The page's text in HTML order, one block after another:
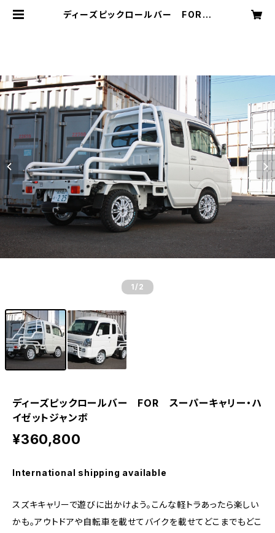
ディーズピックロールバー FOR
1 /2
ディーズピックロールバー FOR スーパーキャリー・ハ
イゼットジャンボ
¥360,800
International shipping available
スズキキャリーで遊びに出かけよう。こんな軽トラあったら楽しい
かも。アウトドアや自転車を載せてバイクを載せてどこまでもどこ